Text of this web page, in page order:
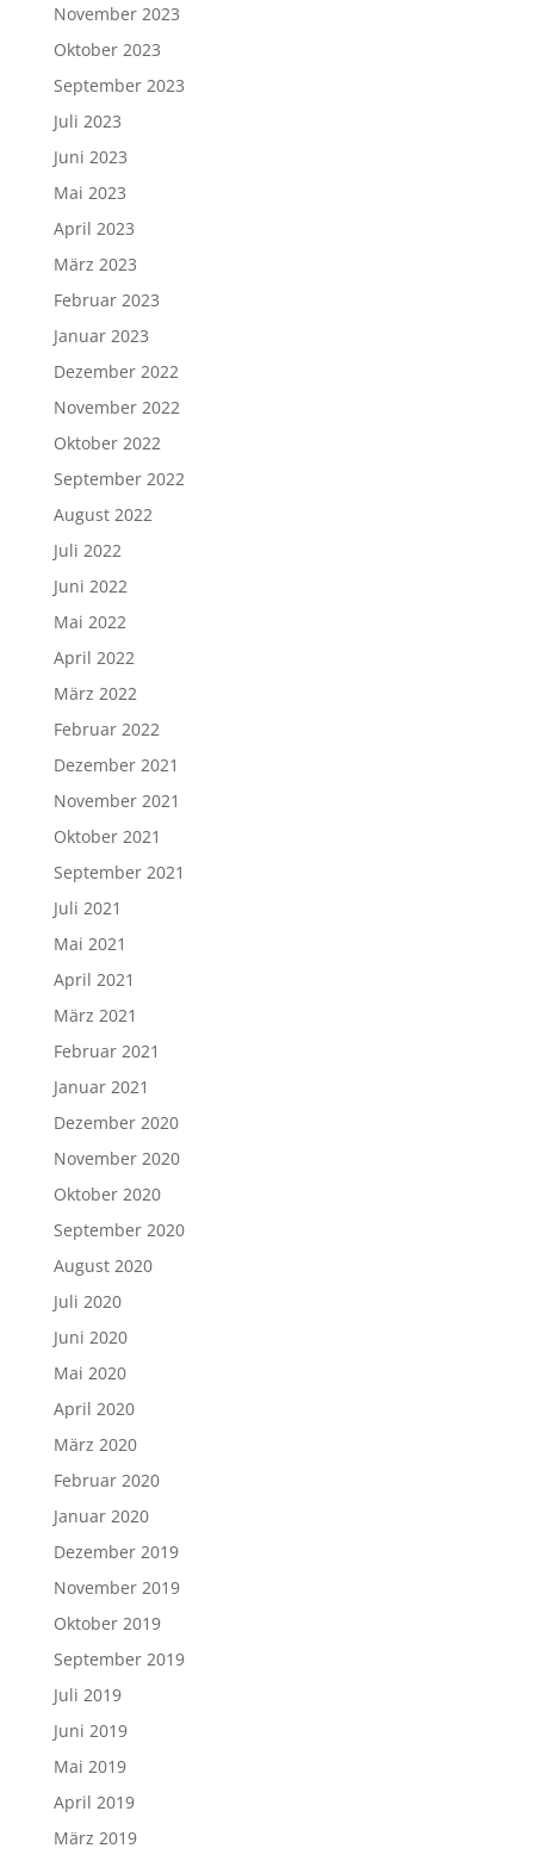
November 2023
Oktober 2023
September 2023
Juli 2023
Juni 2023
Mai 2023
April 2023
März 2023
Februar 2023
Januar 2023
Dezember 2022
November 2022
Oktober 2022
September 2022
August 2022
Juli 2022
Juni 2022
Mai 2022
April 2022
März 2022
Februar 2022
Dezember 2021
November 2021
Oktober 2021
September 2021
Juli 2021
Mai 2021
April 2021
März 2021
Februar 2021
Januar 2021
Dezember 2020
November 2020
Oktober 2020
September 2020
August 2020
Juli 2020
Juni 2020
Mai 2020
April 2020
März 2020
Februar 2020
Januar 2020
Dezember 2019
November 2019
Oktober 2019
September 2019
Juli 2019
Juni 2019
Mai 2019
April 2019
März 2019